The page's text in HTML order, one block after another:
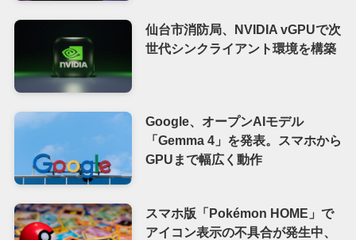
仙台市消防局、NVIDIA vGPUで次
世代シンクライアント環境を構築
Google、オープンAIモデル
「Gemma 4」を発表。スマホから
GPUまで幅広く動作
スマホ版「Pokémon HOME」で
アイコン表示の不具合が発生中、